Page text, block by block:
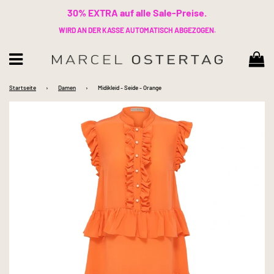
30% EXTRA auf alle Sale-Preise.
WIRD AN DER KASSE AUTOMATISCH ABGEZOGEN.
Startseite › Damen › Midikleid - Seide - Orange